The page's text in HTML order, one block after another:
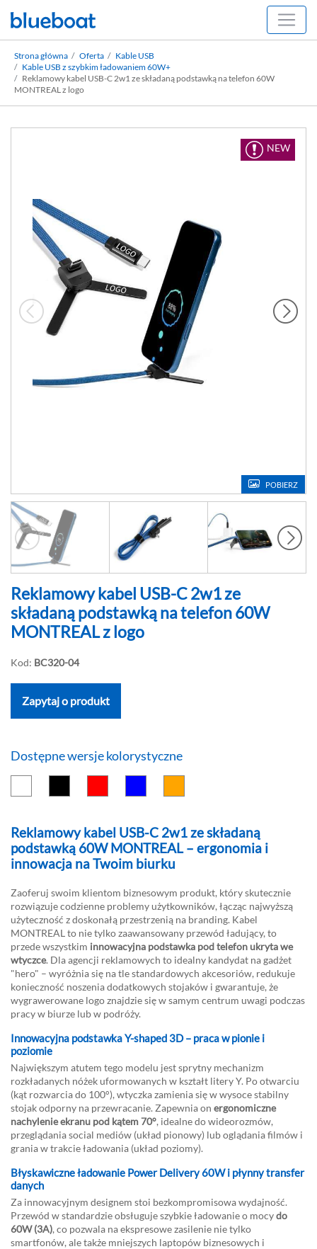
Strona główna Oferta
Kable USB
Kable USB z szybkim ładowaniem 60W+
Reklamowy kabel USB-C 2w1 ze składaną podstawką na telefon 60W
MONTREAL z logo
NEW
POBIERZ
Reklamowy kabel USB-C 2w1 ze
składaną podstawką na telefon 60W
MONTREAL z logo
Kod: BC320-04
Zapytaj o produkt
Dostępne wersje kolorystyczne
Reklamowy kabel USB-C 2w1 ze składaną
podstawką 60W MONTREAL – ergonomia i
innowacja na Twoim biurku
Zaoferuj swoim klientom biznesowym produkt, który skutecznie
rozwiązuje codzienne problemy użytkowników, łącząc najwyższą
użyteczność z doskonałą przestrzenią na branding. Kabel
MONTREAL to nie tylko zaawansowany przewód ładujący, to
przede wszystkim innowacyjna podstawka pod telefon ukryta we
wtyczce. Dla agencji reklamowych to idealny kandydat na gadżet
"hero" – wyróżnia się na tle standardowych akcesoriów, redukuje
konieczność noszenia dodatkowych stojaków i gwarantuje, że
wygrawerowane logo znajdzie się w samym centrum uwagi podczas
pracy w biurze lub w podróży.
Innowacyjna podstawka Y-shaped 3D – praca w pionie i
poziomie
Największym atutem tego modelu jest sprytny mechanizm
rozkładanych nóżek uformowanych w kształt litery Y. Po otwarciu
(kąt rozwarcia do 100°), wtyczka zamienia się w wysoce stabilny
stojak odporny na przewracanie. Zapewnia on ergonomiczne
nachylenie ekranu pod kątem 70°, idealne do wideorozmów,
przeglądania social mediów (układ pionowy) lub oglądania filmów i
grania w trakcie ładowania (układ poziomy).
Błyskawiczne ładowanie Power Delivery 60W i płynny transfer
danych
Za innowacyjnym designem stoi bezkompromisowa wydajność.
Przewód w standardzie obsługuje szybkie ładowanie o mocydo
60W (3A), co pozwala na ekspresowe zasilenie nie tylko
smartfonów, ale także mniejszych laptopów biznesowych i